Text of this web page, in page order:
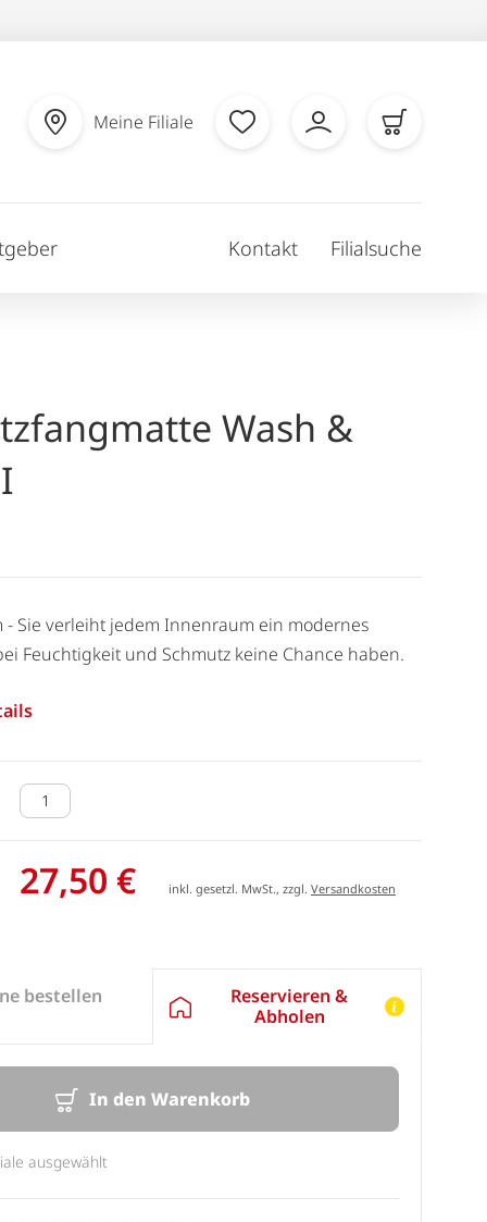
Meine Filiale
Kontakt Filialsuche
Wash &
- Sie verleiht jedem Innenraum ein modernes
Feuchtigkeit und Schmutz keine Chance haben.
27,50 € inkl. gesetzl. MwSt., zzgl.Versandkosten
bestellen
Reservieren &
Abholen
In den Warenkorb
ausgewählt